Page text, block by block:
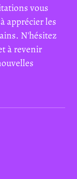
vous
apprécier les
N'hésitez
à revenir